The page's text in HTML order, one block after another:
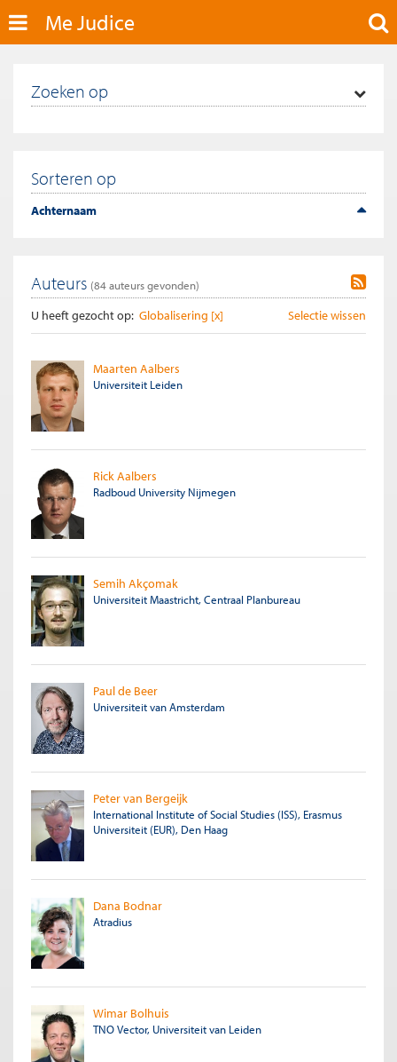
Me Judice
Zoeken op
Sorteren op
Achternaam
Auteurs (84auteurs gevonden)
U heeft gezocht op: Selectie wissen
Globalisering [x]
Maarten Aalbers
Universiteit Leiden
Rick Aalbers
Radboud University Nijmegen
Semih Akçomak
Universiteit Maastricht, Centraal Planbureau
Paul de Beer
Universiteit van Amsterdam
Peter van Bergeijk
International Institute of Social Studies (ISS), Erasmus
Universiteit (EUR), Den Haag
Dana Bodnar
Atradius
Wimar Bolhuis
TNO Vector, Universiteit van Leiden